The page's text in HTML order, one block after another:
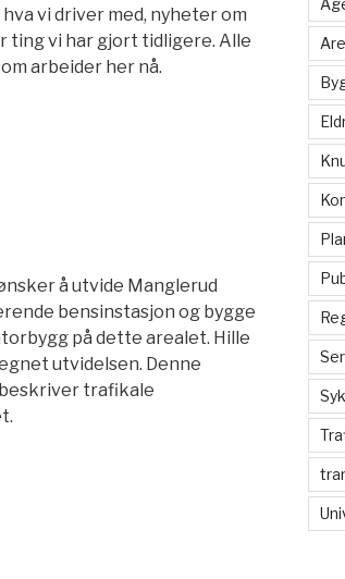
vi driver med, nyheter om
ting vi har gjort tidligere. Alle
arbeider her nå.
å utvide Manglerud
bensinstasjon og bygge
på dette arealet. Hille
utvidelsen. Denne
trafikale